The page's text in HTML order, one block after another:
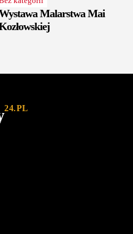
Malarstwa Mai
24.PL